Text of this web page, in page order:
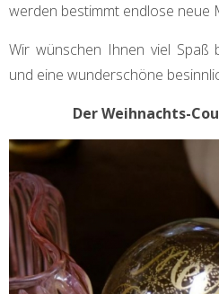
werden bestimmt endlose neue
Wir wünschen Ihnen viel Spaß
und eine wunderschöne
Der Weihnachts-